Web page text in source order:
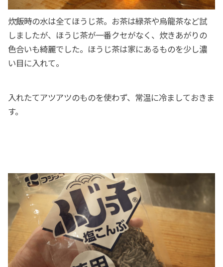
炊飯時の水は全てほうじ茶。お茶は緑茶や烏龍茶など試
しましたが、ほうじ茶が一番クセがなく、炊きあがりの
色合いも綺麗でした。ほうじ茶は家にあるものを少し濃
い目に入れて。
入れたてアツアツのものを使わず、常温に冷ましておきま
す。